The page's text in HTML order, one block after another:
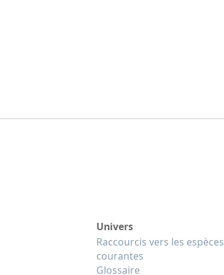
Univers
Raccourcis vers les espèces
courantes
Glossaire